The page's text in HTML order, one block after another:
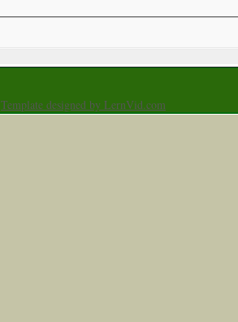
Template designed by LernVid.com